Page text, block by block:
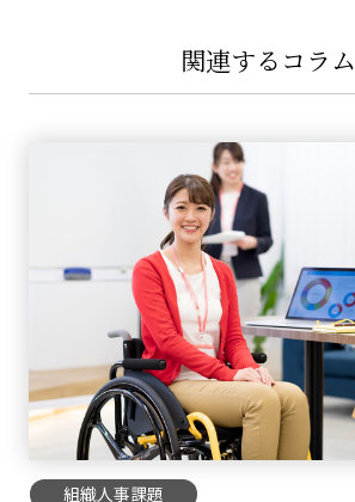
関連するコラム
組織人事課題